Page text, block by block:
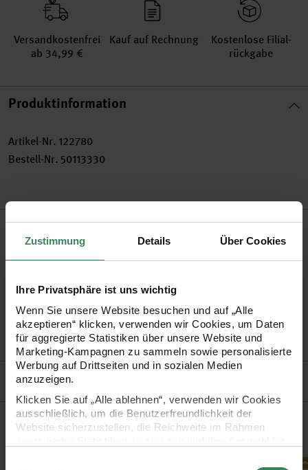
Zustimmung Details Über Cookies
Ihre Privatsphäre ist uns wichtig
Wenn Sie unsere Website besuchen und auf „Alle
akzeptieren“ klicken, verwenden wir Cookies, um Daten
für aggregierte Statistiken über unsere Website und
Marketing-Kampagnen zu sammeln sowie personalisierte
Werbung auf Drittseiten und in sozialen Medien
anzuzeigen.
Klicken Sie auf „Alle ablehnen“, verwenden wir Cookies
ausschließlich, um die Benutzerfreundlichkeit der
Website sicherzustellen, die Reichweite im Rahmen
Versand­kosten­frei
ab 34,99 €
Kauf auf Rechnung
Kosten­lose Filial­
rückgabe
Produktinformation
Artikel-Nr. 122780
Bestell-Nr. 50113330
Produktbeschreibung
Dieser Papierwischer ist ideal zum Verreiben oder Korrigieren
Abmessung:142 x 10 x 10 mm
Hersteller
Kaufempfehlung